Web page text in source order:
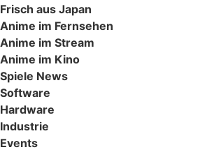
Frisch aus Japan
Anime im Fernsehen
Anime im Stream
Anime im Kino
Spiele News
Software
Hardware
Industrie
Events